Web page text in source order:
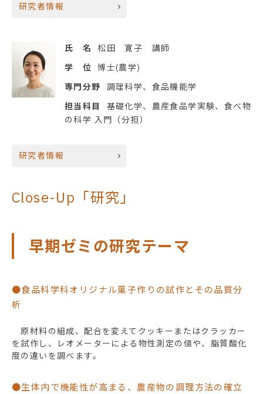
研究者情報
氏 名
松田 寛子 講師
学 位
博士(農学)
専門分野
調理科学、食品機能学
担当科目
基礎化学、農産食品学実験、食べ物
の科学 入門（分担）
研究者情報
Close-Up「研究」
早期ゼミの研究テーマ
●食品科学科オリジナル菓子作りの試作とその品質分
析
原材料の組成、配合を変えてクッキーまたはクラッカー
を試作し、レオメーターによる物性測定の値や、脂質酸化
度の違いを調べます。
●生体内で機能性が高まる、農産物の調理方法の確立